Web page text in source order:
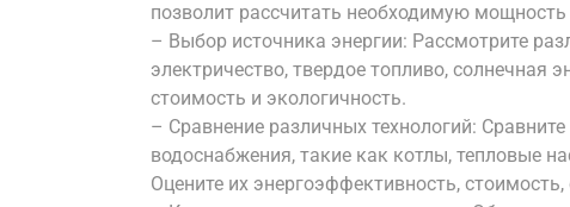
позволит рассчитать необходимую
– Выбор источника энергии: Рассмотрите
электричество, твердое топливо, солнечная
стоимость и экологичность.
– Сравнение различных технологий:
водоснабжения, такие как котлы, тепловые
Оцените их энергоэффективность,